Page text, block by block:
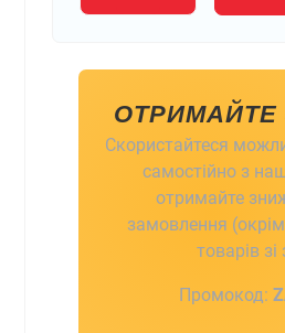
ОТРИМАЙТЕ
Скористайтеся
самостійно з
отримайте
замовлення (окрім
товарів
Промокод: